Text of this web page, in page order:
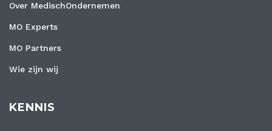
Over MedischOndernemen
MO Experts
MO Partners
Wie zijn wij
KENNIS